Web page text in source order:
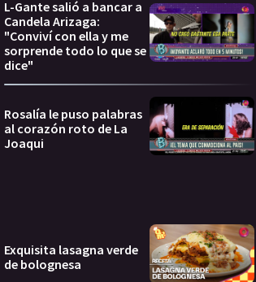
L-Gante salió a bancar a
Candela Arizaga:
"Conviví con ella y me
sorprende todo lo que se
dice"
Rosalía le puso palabras
al corazón roto de La
Joaqui
Exquisita lasagna verde
de bolognesa